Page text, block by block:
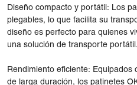
Diseño compacto y portátil: Los
plegables, lo que facilita su
diseño es perfecto para quienes
una solución de transporte portátil.
Rendimiento eficiente:
de larga duración, los patinetes